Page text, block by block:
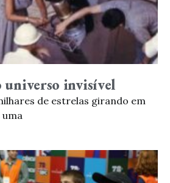
universo invisível
de estrelas girando em